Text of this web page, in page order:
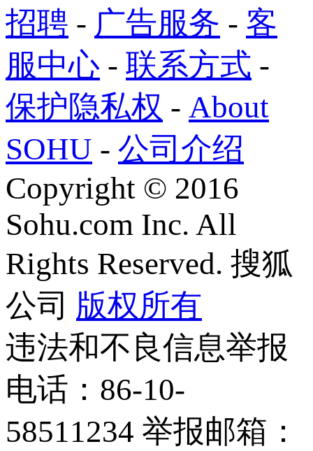
招聘 - 广告服务 - 客
服中心 - 联系方式 -
保护隐私权 - About
SOHU - 公司介绍
Copyright © 2016
Sohu.com Inc. All
Rights Reserved. 搜狐
公司 版权所有
违法和不良信息举报
电话：86-10-
58511234 举报邮箱：